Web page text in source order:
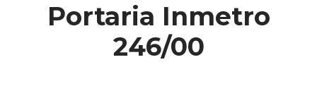
Portaria Inmetro
246/00